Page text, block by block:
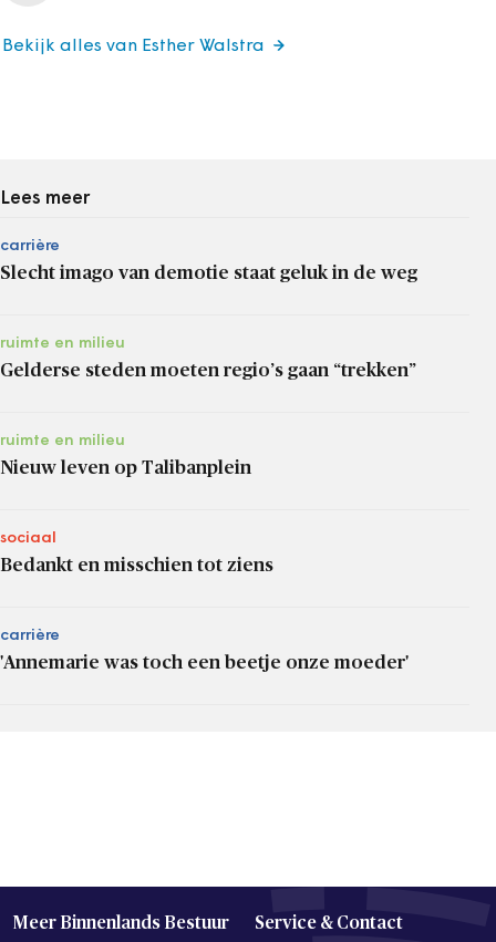
Bekijk alles van Esther Walstra
Lees meer
carrière
Slecht imago van demotie staat geluk in de weg
ruimte en milieu
Gelderse steden moeten regio’s gaan “trekken”
ruimte en milieu
Nieuw leven op Talibanplein
sociaal
Bedankt en misschien tot ziens
carrière
'Annemarie was toch een beetje onze moeder'
Meer Binnenlands Bestuur Service & Contact